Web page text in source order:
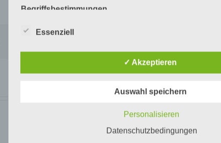
Akku-
Begriffsbestimmungen
Die Datenschutzerklärung beruht auf den
Europäischen Richtlinien- und Verordnungsgeber beim
Kunden und Geschäftspartner einfach lesbar und
dies zu gewährleisten, möchten wir vorab die
a) personenbezogene Daten
Essenziell
✓ Akzeptieren
Auswahl speichern
Personalisieren
Datenschutzbedingungen